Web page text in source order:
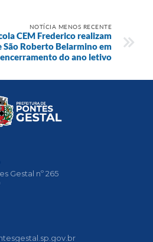
NOTÍCIA MENOS RECENTE
CEM Frederico realizam
São Roberto Belarmino em
do ano letivo
Gestal nº 265